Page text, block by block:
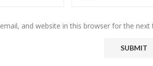
and website in this browser for the